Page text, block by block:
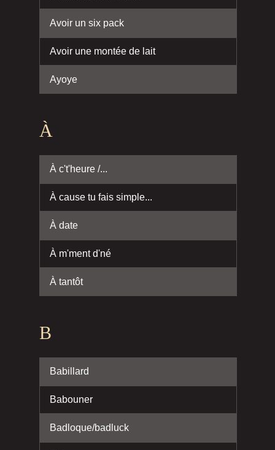
Avoir un six pack
Avoir une montée de lait
Ayoye
À
À c't'heure /...
À cause tu fais simple...
À date
À m'ment d'né
À tantôt
B
Babillard
Babouner
Badloque/badluck